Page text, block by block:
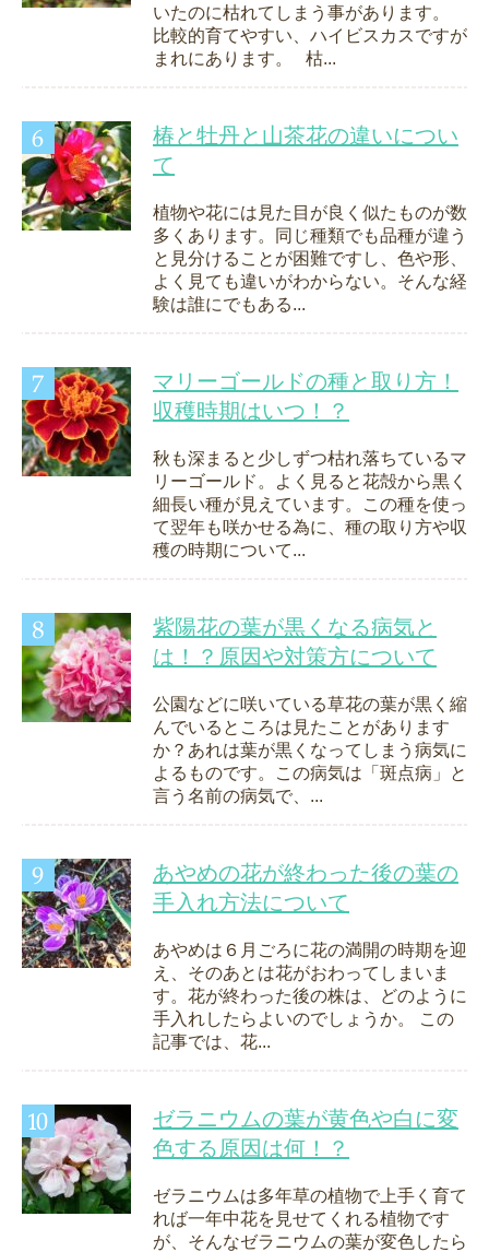
いたのに枯れてしまう事があります。
比較的育てやすい、ハイビスカスですが
まれにあります。 枯...
椿と牡丹と山茶花の違いについ
て
植物や花には見た目が良く似たものが数
多くあります。同じ種類でも品種が違う
と見分けることが困難ですし、色や形、
よく見ても違いがわからない。そんな経
験は誰にでもある...
マリーゴールドの種と取り方！
収穫時期はいつ！？
秋も深まると少しずつ枯れ落ちているマ
リーゴールド。よく見ると花殻から黒く
細長い種が見えています。この種を使っ
て翌年も咲かせる為に、種の取り方や収
穫の時期について...
紫陽花の葉が黒くなる病気と
は！？原因や対策方について
公園などに咲いている草花の葉が黒く縮
んでいるところは見たことがあります
か？あれは葉が黒くなってしまう病気に
よるものです。この病気は「斑点病」と
言う名前の病気で、...
あやめの花が終わった後の葉の
手入れ方法について
あやめは６月ごろに花の満開の時期を迎
え、そのあとは花がおわってしまいま
す。花が終わった後の株は、どのように
手入れしたらよいのでしょうか。 この
記事では、花...
ゼラニウムの葉が黄色や白に変
色する原因は何！？
ゼラニウムは多年草の植物で上手く育て
れば一年中花を見せてくれる植物です
が、そんなゼラニウムの葉が変色したら